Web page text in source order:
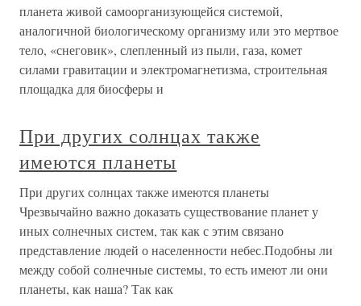
планета живой самоорганизующейся системой,
аналогичной биологическому организму или это мертвое
тело, «снеговик», слепленный из пыли, газа, комет
силами гравитации и электромагнетизма, строительная
площадка для биосферы и
При других солнцах также
имеются планеты
При других солнцах также имеются планеты
Чрезвычайно важно доказать существование планет у
иных солнечных систем, так как с этим связано
представление людей о населенности небес.Подобны ли
между собой солнечные системы, то есть имеют ли они
планеты, как наша? Так как